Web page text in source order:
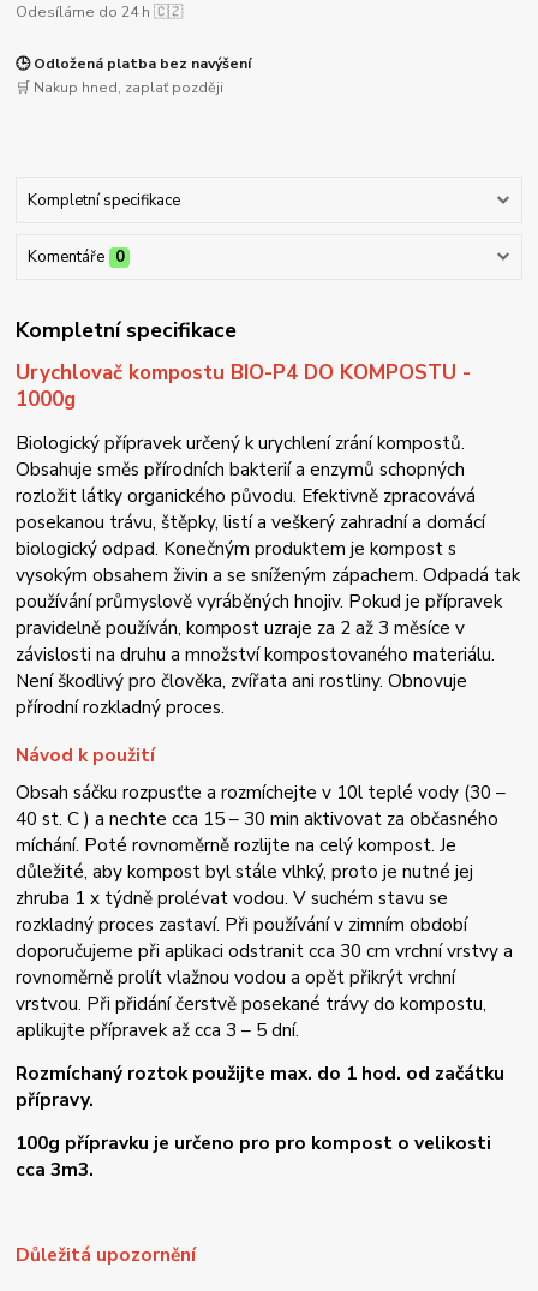
Odesíláme do 24 h 🇨🇿
🕒 Odložená platba bez navýšení
🛒 Nakup hned, zaplať později
Kompletní specifikace
Komentáře 0
Kompletní specifikace
Urychlovač kompostu BIO-P4 DO KOMPOSTU -
1000g
Biologický přípravek určený k urychlení zrání kompostů.
Obsahuje směs přírodních bakterií a enzymů schopných
rozložit látky organického původu. Efektivně zpracovává
posekanou trávu, štěpky, listí a veškerý zahradní a domácí
biologický odpad. Konečným produktem je kompost s
vysokým obsahem živin a se sníženým zápachem. Odpadá tak
používání průmyslově vyráběných hnojiv. Pokud je přípravek
pravidelně používán, kompost uzraje za 2 až 3 měsíce v
závislosti na druhu a množství kompostovaného materiálu.
Není škodlivý pro člověka, zvířata ani rostliny. Obnovuje
přírodní rozkladný proces.
Návod k použití
Obsah sáčku rozpusťte a rozmíchejte v 10l teplé vody (30 –
40 st. C ) a nechte cca 15 – 30 min aktivovat za občasného
míchání. Poté rovnoměrně rozlijte na celý kompost. Je
důležité, aby kompost byl stále vlhký, proto je nutné jej
zhruba 1 x týdně prolévat vodou. V suchém stavu se
rozkladný proces zastaví. Při používání v zimním období
doporučujeme při aplikaci odstranit cca 30 cm vrchní vrstvy a
rovnoměrně prolít vlažnou vodou a opět přikrýt vrchní
vrstvou. Při přidání čerstvě posekané trávy do kompostu,
aplikujte přípravek až cca 3 – 5 dní.
Rozmíchaný roztok použijte max. do 1 hod. od začátku
přípravy.
100g přípravku je určeno pro pro kompost o velikosti
cca 3m3.
Důležitá upozornění